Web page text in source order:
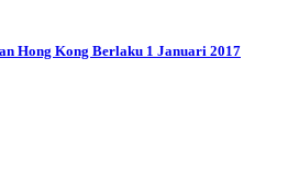
Hong Kong Berlaku 1 Januari 2017